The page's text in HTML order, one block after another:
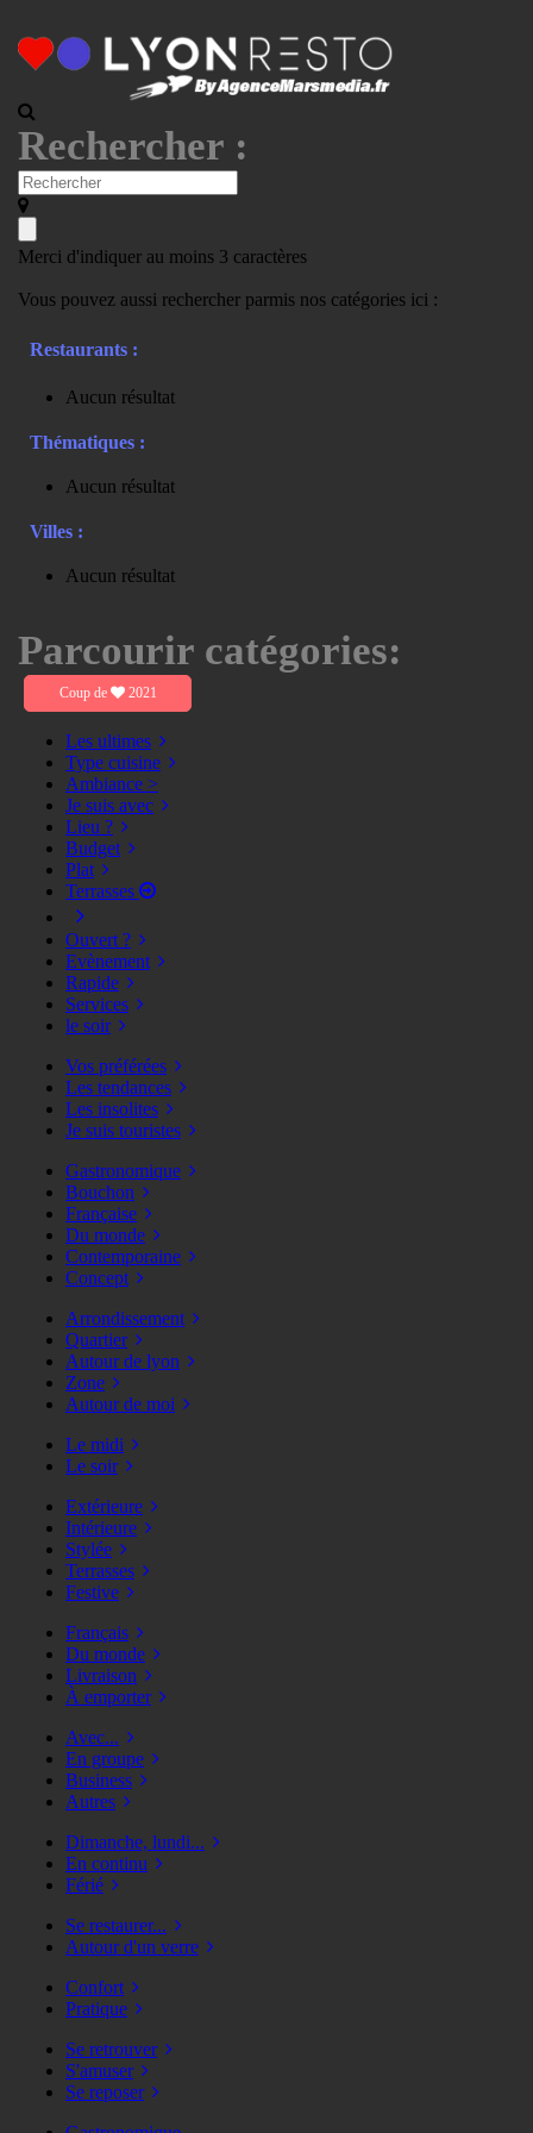
Rechercher :
Merci d'indiquer au moins 3 caractères
Vous pouvez aussi rechercher parmis nos catégories ici :
Restaurants :
Aucun résultat
Thématiques :
Aucun résultat
Villes :
Aucun résultat
Parcourir catégories:
Coup de 2021
Les ultimes
Type cuisine
Ambiance >
Je suis avec
Lieu ?
Budget
Plat
Terrasses
Ouvert ?
Evènement
Rapide
Services
le soir
Vos préférées
Les tendances
Les insolites
Je suis touristes
Gastronomique
Bouchon
Française
Du monde
Contemporaine
Concept
Arrondissement
Quartier
Autour de lyon
Zone
Autour de moi
Le midi
Le soir
Extérieure
Intérieure
Stylée
Terrasses
Festive
Français
Du monde
Livraison
À emporter
Avec...
En groupe
Business
Autres
Dimanche, lundi...
En continu
Férié
Se restaurer...
Autour d'un verre
Confort
Pratique
Se retrouver
S'amuser
Se reposer